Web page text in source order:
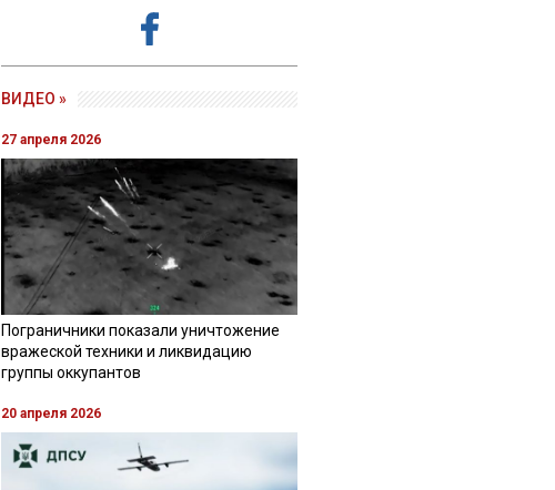
ВИДЕО »
27 апреля 2026
Пограничники показали уничтожение
вражеской техники и ликвидацию
группы оккупантов
20 апреля 2026